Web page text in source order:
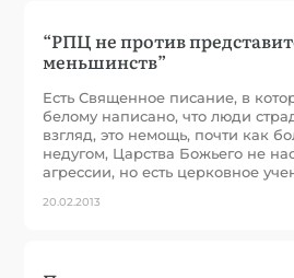
“РПЦ не против
меньшинств”
Есть Священное писание, в
белому написано, что люди
взгляд, это немощь, почти как
недугом, Царства Божьего не
агрессии, но есть церковное
20.02.2013